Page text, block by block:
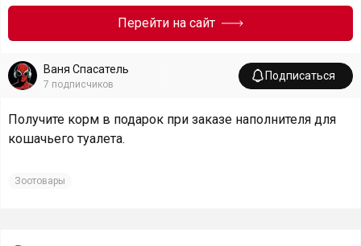
Перейти на сайт
Ваня Спасатель
7 подписчиков
Подписаться
Получите корм в подарок при заказе наполнителя для
кошачьего туалета.
Зоотовары